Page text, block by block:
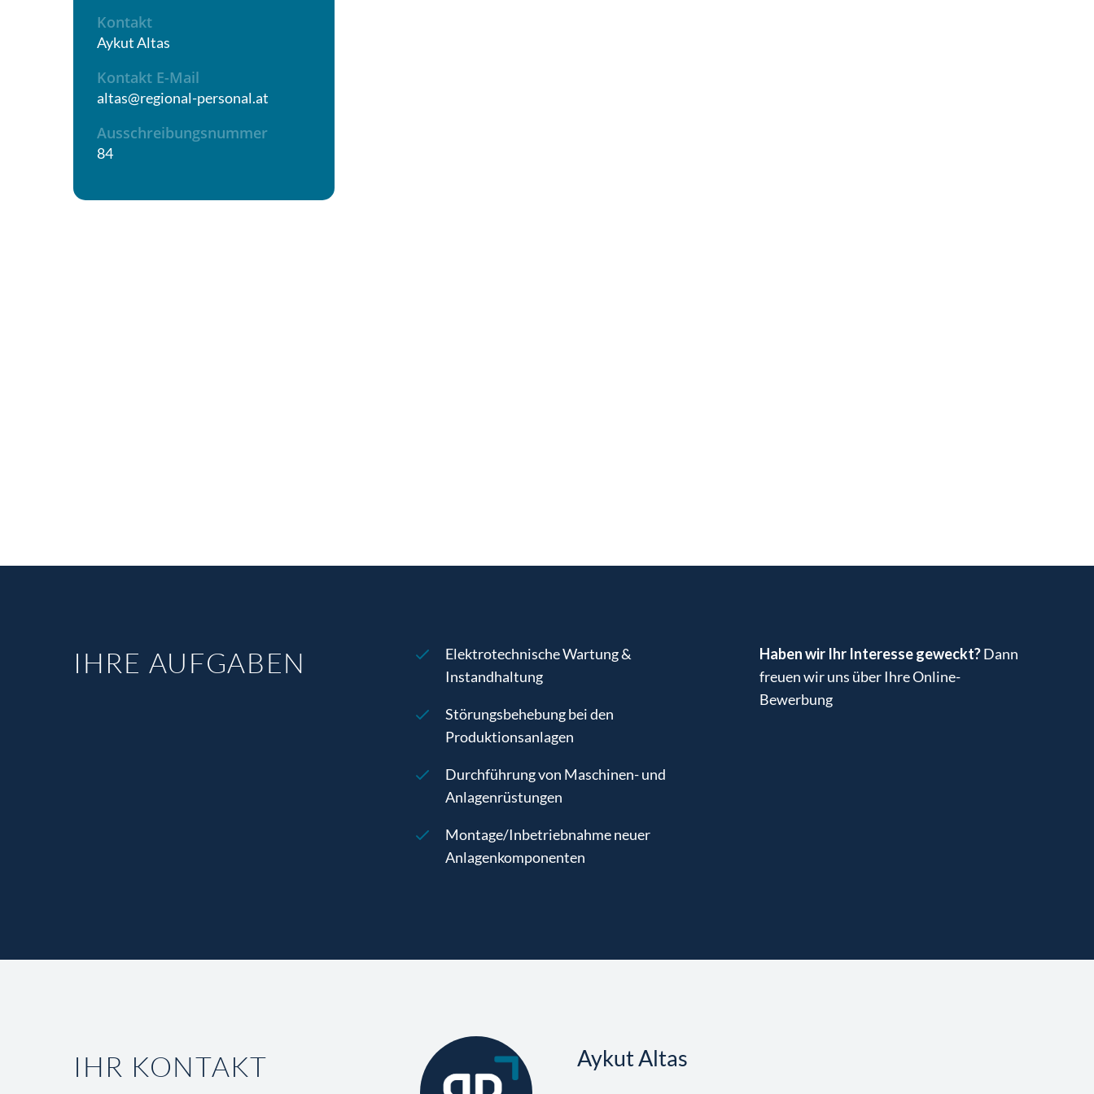
Kontakt
Aykut Altas
Kontakt E-Mail
altas@regional-personal.at
Ausschreibungsnummer
84
IHRE AUFGABEN
Elektrotechnische Wartung &
Instandhaltung
Störungsbehebung bei den
Produktionsanlagen
Durchführung von Maschinen- und
Anlagenrüstungen
Montage/Inbetriebnahme neuer
Anlagenkomponenten
Haben wir Ihr Interesse geweckt?Dann
freuen wir uns über Ihre Online-
Bewerbung
IHR KONTAKT Aykut Altas